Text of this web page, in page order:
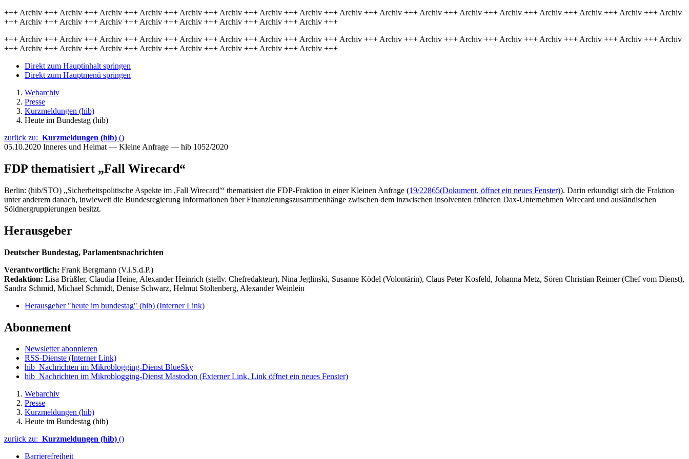
+++ Archiv +++ Archiv +++ Archiv +++ Archiv +++ Archiv +++ Archiv +++ Archiv +++ Archiv +++ Archiv +++ Archiv +++ Archiv +++ Archiv +++ Archiv +++ Archiv +++ Archiv +++ Archiv +++ Archiv
+++ Archiv +++ Archiv +++ Archiv +++ Archiv +++ Archiv +++ Archiv +++ Archiv +++ Archiv +++
+++ Archiv +++ Archiv +++ Archiv +++ Archiv +++ Archiv +++ Archiv +++ Archiv +++ Archiv +++ Archiv +++ Archiv +++ Archiv +++ Archiv +++ Archiv +++ Archiv +++ Archiv +++ Archiv +++ Archiv
+++ Archiv +++ Archiv +++ Archiv +++ Archiv +++ Archiv +++ Archiv +++ Archiv +++ Archiv +++
Direkt zum Hauptinhalt springen
Direkt zum Hauptmenü springen
Webarchiv
Presse
Kurzmeldungen (hib)
Heute im Bundestag (hib)
zurück zu: Kurzmeldungen (hib) ()
05.10.2020 Inneres und Heimat — Kleine Anfrage — hib 1052/2020
FDP thematisiert „Fall Wirecard“
Berlin: (hib/STO) „Sicherheitspolitische Aspekte im ,Fall Wirecard'“ thematisiert die FDP-Fraktion in einer Kleinen Anfrage (19/22865(Dokument, öffnet ein neues Fenster)). Darin erkundigt sich die Fraktion
unter anderem danach, inwieweit die Bundesregierung Informationen über Finanzierungszusammenhänge zwischen dem inzwischen insolventen früheren Dax-Unternehmen Wirecard und ausländischen
Söldnergruppierungen besitzt.
Herausgeber
Deutscher Bundestag, Parlamentsnachrichten
Verantwortlich: Frank Bergmann (V.i.S.d.P.)
Redaktion: Lisa Brüßler, Claudia Heine, Alexander Heinrich (stellv. Chefredakteur), Nina Jeglinski, Susanne Ködel (Volontärin), Claus Peter Kosfeld, Johanna Metz, Sören Christian Reimer (Chef vom Dienst),
Sandra Schmid, Michael Schmidt, Denise Schwarz, Helmut Stoltenberg, Alexander Weinlein
Herausgeber "heute im bundestag" (hib) (Interner Link)
Abonnement
Newsletter abonnieren
RSS-Dienste (Interner Link)
hib_Nachrichten im Mikroblogging-Dienst BlueSky
hib_Nachrichten im Mikroblogging-Dienst Mastodon (Externer Link, Link öffnet ein neues Fenster)
Webarchiv
Presse
Kurzmeldungen (hib)
Heute im Bundestag (hib)
zurück zu: Kurzmeldungen (hib) ()
Barrierefreiheit